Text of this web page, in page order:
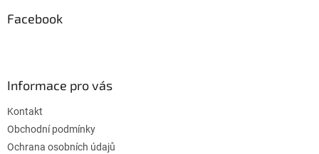
Facebook
Informace pro vás
Kontakt
Obchodní podmínky
Ochrana osobních údajů